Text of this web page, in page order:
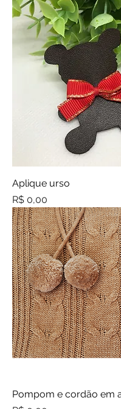
Aplique urso
Preço
R$ 0,00
Pompom e cordão em